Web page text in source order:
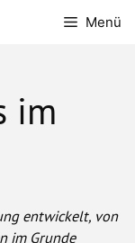
Menü
im
entwickelt, von
im Grunde